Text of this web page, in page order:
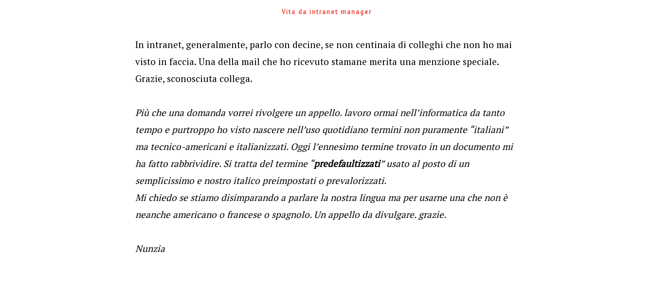
Vita da intranet manager
In intranet, generalmente, parlo con decine, se non centinaia di colleghi che non ho mai
visto in faccia. Una della mail che ho ricevuto stamane merita una menzione speciale.
Grazie, sconosciuta collega.
Più che una domanda vorrei rivolgere un appello. lavoro ormai nell’informatica da tanto
tempo e purtroppo ho visto nascere nell’uso quotidiano termini non puramente “italiani”
ma tecnico-americani e italianizzati. Oggi l’ennesimo termine trovato in un documento mi
ha fatto rabbrividire. Si tratta del termine “predefaultizzati” usato al posto di un
semplicissimo e nostro italico preimpostati o prevalorizzati.
Mi chiedo se stiamo disimparando a parlare la nostra lingua ma per usarne una che non è
neanche americano o francese o spagnolo. Un appello da divulgare. grazie.
Nunzia